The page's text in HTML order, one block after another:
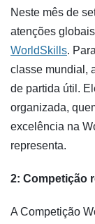
Neste mês de
atenções
WorldSkills.
classe mundial,
de partida útil.
organizada,
excelência na
representa.
2: Competição
A Competição